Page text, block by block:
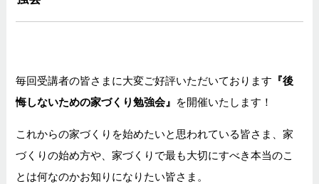
毎回受講者の皆さまに大変ご好評いただいております 『後
悔しないための家づくり勉強会』 を開催いたします！
これからの家づくりを始めたいと思われている皆さま、家
づくりの始め方や、家づくりで最も大切にすべき本当のこ
とは何なのかお知りになりたい皆さま。